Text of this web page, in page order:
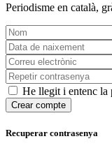
Periodisme en català,
He llegit i entenc la
Crear compte
Recuperar contrasenya